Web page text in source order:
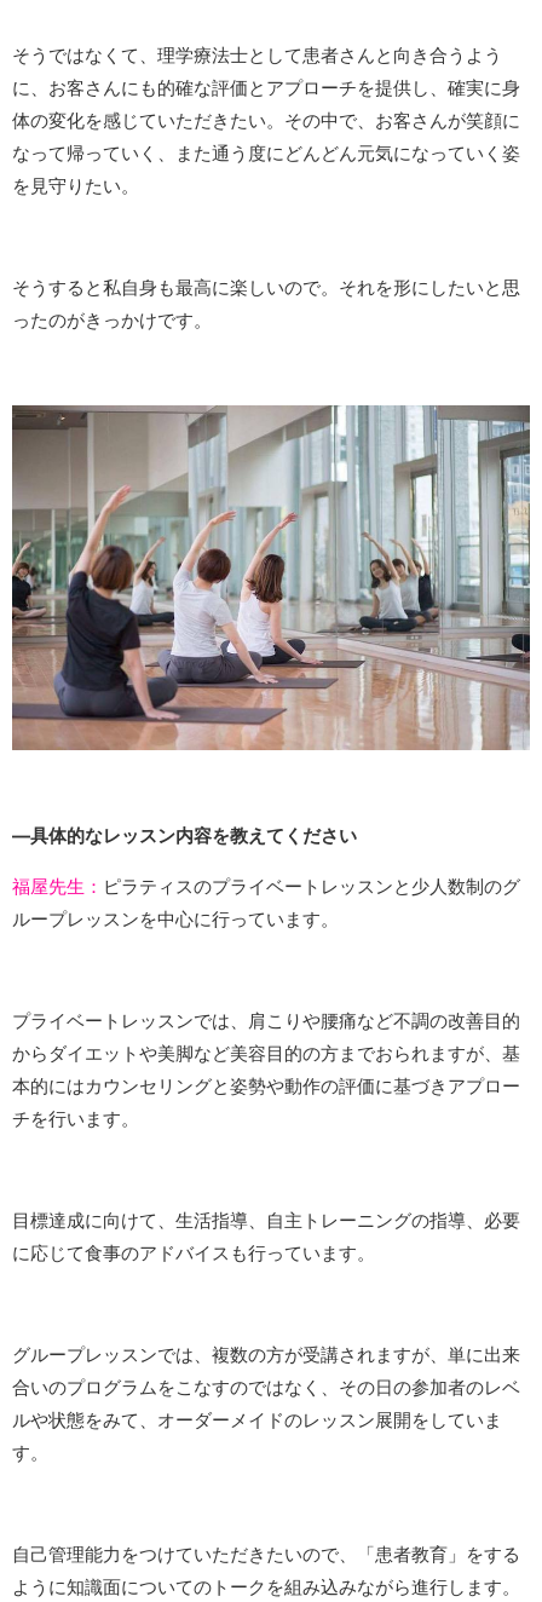
そうではなくて、理学療法士として患者さんと向き合うよう
に、お客さんにも的確な評価とアプローチを提供し、確実に身
体の変化を感じていただきたい。その中で、お客さんが笑顔に
なって帰っていく、また通う度にどんどん元気になっていく姿
を見守りたい。
そうすると私自身も最高に楽しいので。それを形にしたいと思
ったのがきっかけです。
―具体的なレッスン内容を教えてください
福屋先生： ピラティスのプライベートレッスンと少人数制のグ
ループレッスンを中心に行っています。
プライベートレッスンでは、肩こりや腰痛など不調の改善目的
からダイエットや美脚など美容目的の方までおられますが、基
本的にはカウンセリングと姿勢や動作の評価に基づきアプロー
チを行います。
目標達成に向けて、生活指導、自主トレーニングの指導、必要
に応じて食事のアドバイスも行っています。
グループレッスンでは、複数の方が受講されますが、単に出来
合いのプログラムをこなすのではなく、その日の参加者のレベ
ルや状態をみて、オーダーメイドのレッスン展開をしていま
す。
自己管理能力をつけていただきたいので、「患者教育」をする
ように知識面についてのトークを組み込みながら進行します。